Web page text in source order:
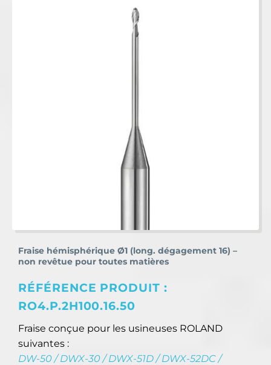
Fraise hémisphérique Ø1 (long. dégagement 16) –
non revêtue pour toutes matières
RÉFÉRENCE PRODUIT :
RO4.P.2H100.16.50
Fraise conçue pour les usineuses ROLAND
suivantes :
DW-50 / DWX-30 / DWX-51D / DWX-52DC /